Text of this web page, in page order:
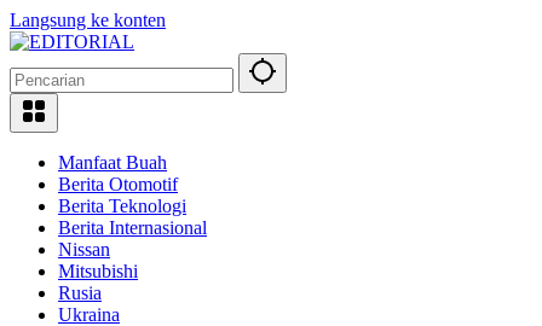
Langsung ke konten
Manfaat Buah
Berita Otomotif
Berita Teknologi
Berita Internasional
Nissan
Mitsubishi
Rusia
Ukraina